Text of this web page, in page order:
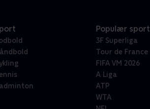
Populær sport
3F Superliga
Tour de France
FIFA VM 2026
A Liga
ATP
WTA